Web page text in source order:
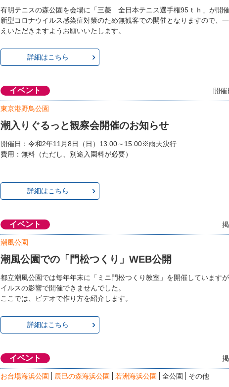
有明テニスの森公園を会場に「三菱 全日本テニス選手権95ｔｈ」が開催
新型コロナウイルス感染症対策のため無観客での開催となりますので、
えいただきますようお願いいたします。
詳細はこちら
イベント 開催
東京港野鳥公園
潮入りぐるっと観察会開催のお知らせ
開催日：令和2年11月8日（日）13:00～15:00※雨天決行
費用：無料（ただし、別途入園料が必要）
詳細はこちら
イベント
潮風公園
潮風公園での「門松つくり」WEB公開
都立潮風公園では毎年年末に「ミニ門松つくり教室」を開催しています
イルスの影響で開催できませんでした。
ここでは、ビデオで作り方を紹介します。
詳細はこちら
イベント
お台場海浜公園 辰巳の森海浜公園 若洲海浜公園 全公園 その他